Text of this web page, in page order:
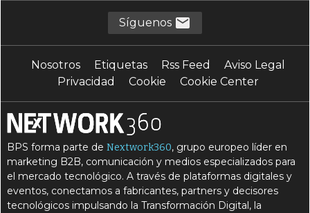
Síguenos
Nosotros Etiquetas Rss Feed
Aviso Legal
Privacidad
Cookie Cookie Center
BPS forma parte deNextwork360, grupo europeo líder en
marketing B2B, comunicación y medios especializados para
el mercado tecnológico. A través de plataformas digitales y
eventos, conectamos a fabricantes, partners y decisores
tecnológicos impulsando la Transformación Digital, la